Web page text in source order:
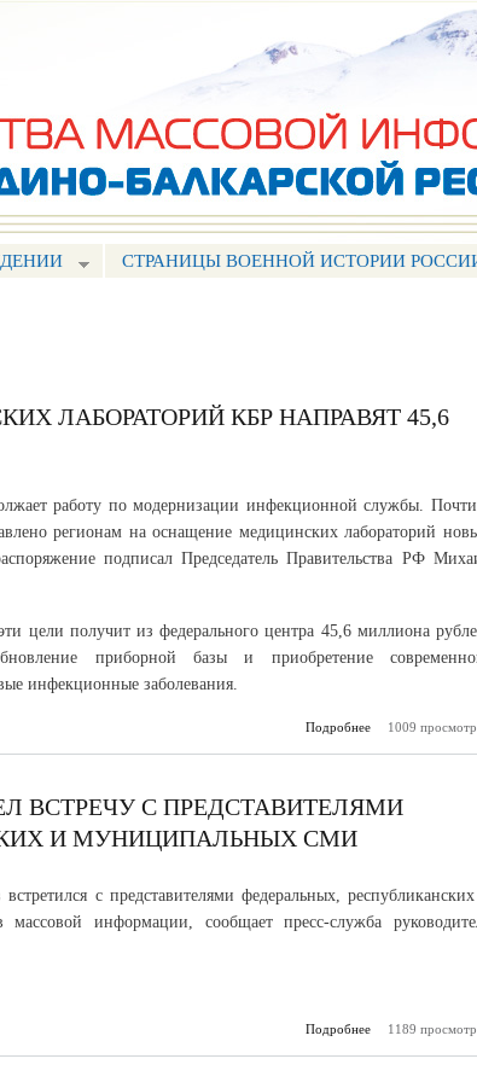
СТРАНИЦЫ ВОЕННОЙ ИСТОРИИ
ЛАБОРАТОРИЙ КБР НАПРАВЯТ 45,6
работу по модернизации инфекционной службы.
регионам на оснащение медицинских лабораторий
подписал Председатель Правительства РФ
цели получит из федерального центра 45,6 миллиона
приборной базы и приобретение
инфекционные заболевания.
Подробнее
о На
1009
ВСТРЕЧУ С ПРЕДСТАВИТЕЛЯМИ
И МУНИЦИПАЛЬНЫХ СМИ
с представителями федеральных,
массовой информации, сообщает пресс-служба
Подробнее
о Глава КБР
1189